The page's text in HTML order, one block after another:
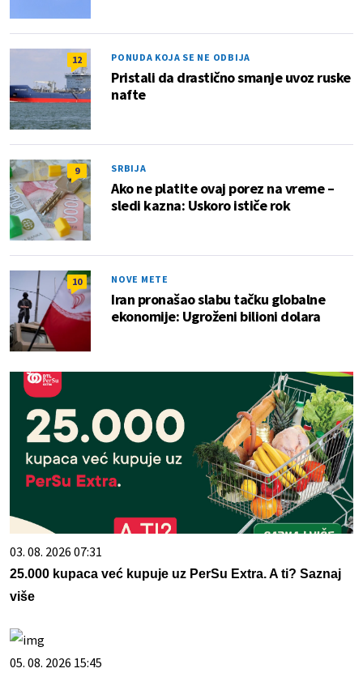
12 PONUDA KOJA SE NE ODBIJA
Pristali da drastično smanje uvoz ruske
nafte
9 SRBIJA
Ako ne platite ovaj porez na vreme –
sledi kazna: Uskoro ističe rok
10 NOVE METE
Iran pronašao slabu tačku globalne
ekonomije: Ugroženi bilioni dolara
03. 08. 2026 07:31
25.000 kupaca već kupuje uz PerSu Extra. A ti? Saznaj
više
05. 08. 2026 15:45